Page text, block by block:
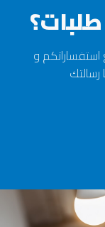
و
رسالتك